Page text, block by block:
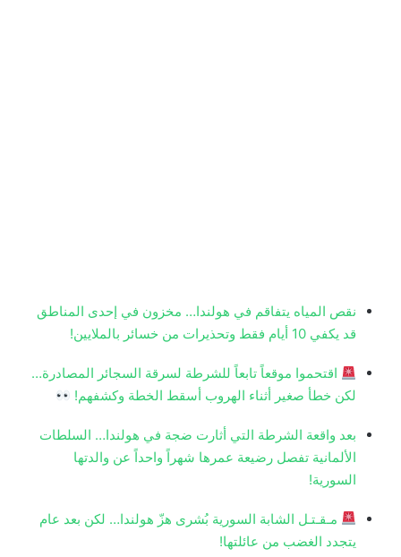
نقص المياه يتفاقم في هولندا… مخزون في إحدى المناطق
قد يكفي 10 أيام فقط وتحذيرات من خسائر بالملايين!
اقتحموا موقعاً تابعاً للشرطة لسرقة السجائر المصادرة…
لكن خطأ صغير أثناء الهروب أسقط الخطة وكشفهم!
بعد واقعة الشرطة التي أثارت ضجة في هولندا… السلطات
الألمانية تفصل رضيعة عمرها شهراً واحداً عن والدتها
السورية!
مـقـتـل الشابة السورية بُشرى هزّ هولندا… لكن بعد عام
يتجدد الغضب من عائلتها!